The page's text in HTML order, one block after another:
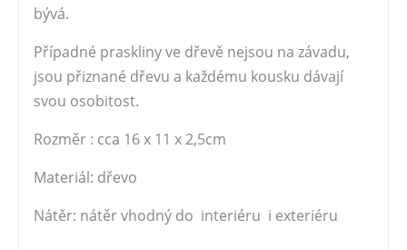
bývá.
Případné praskliny ve dřevě nejsou na závadu,
jsou přiznané dřevu a každému kousku dávají
svou osobitost.
Rozměr : cca 16 x 11 x 2,5cm
Materiál: dřevo
Nátěr: nátěr vhodný do interiéru i exteriéru